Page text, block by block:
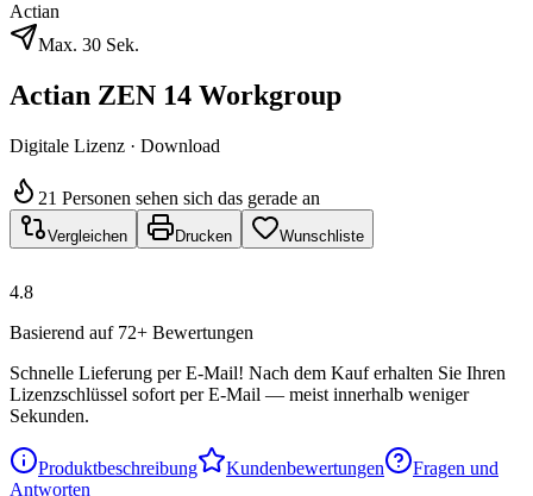
Actian
Max. 30 Sek.
Actian ZEN 14 Workgroup
Digitale Lizenz · Download
21 Personen sehen sich das gerade an
Vergleichen Drucken Wunschliste
4.8
Basierend auf 72+ Bewertungen
Schnelle Lieferung per E-Mail! Nach dem Kauf erhalten Sie Ihren
Lizenzschlüssel sofort per E-Mail — meist innerhalb weniger
Sekunden.
Produktbeschreibung Kundenbewertungen
Fragen und
Antworten